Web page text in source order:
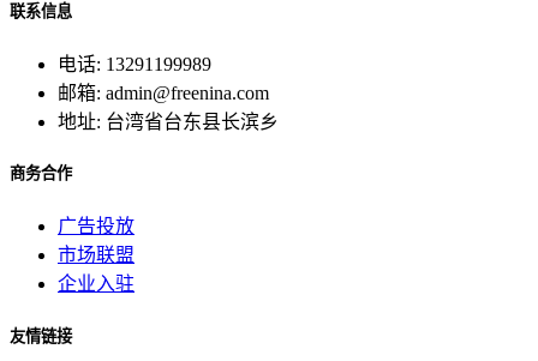
联系信息
电话: 13291199989
邮箱: admin@freenina.com
地址: 台湾省台东县长滨乡
商务合作
广告投放
市场联盟
企业入驻
友情链接